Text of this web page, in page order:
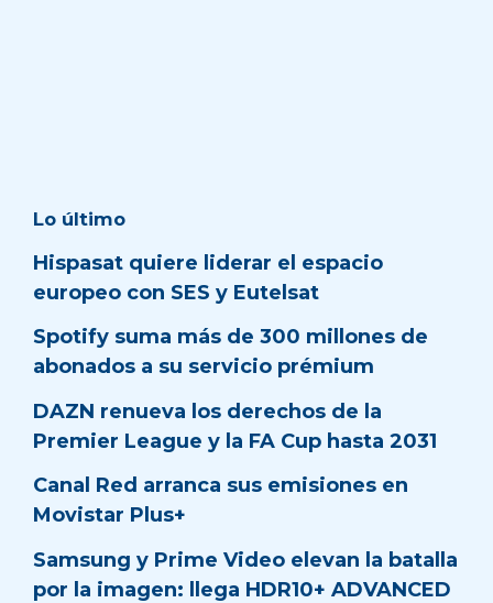
Lo último
Hispasat quiere liderar el espacio
europeo con SES y Eutelsat
Spotify suma más de 300 millones de
abonados a su servicio prémium
DAZN renueva los derechos de la
Premier League y la FA Cup hasta 2031
Canal Red arranca sus emisiones en
Movistar Plus+
Samsung y Prime Video elevan la batalla
por la imagen: llega HDR10+ ADVANCED